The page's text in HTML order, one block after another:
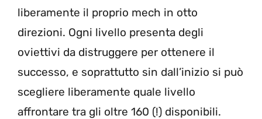
liberamente il proprio mech in otto
direzioni. Ogni livello presenta degli
oviettivi da distruggere per ottenere il
successo, e soprattutto sin dall’inizio si può
scegliere liberamente quale livello
affrontare tra gli oltre 160 (!) disponibili.